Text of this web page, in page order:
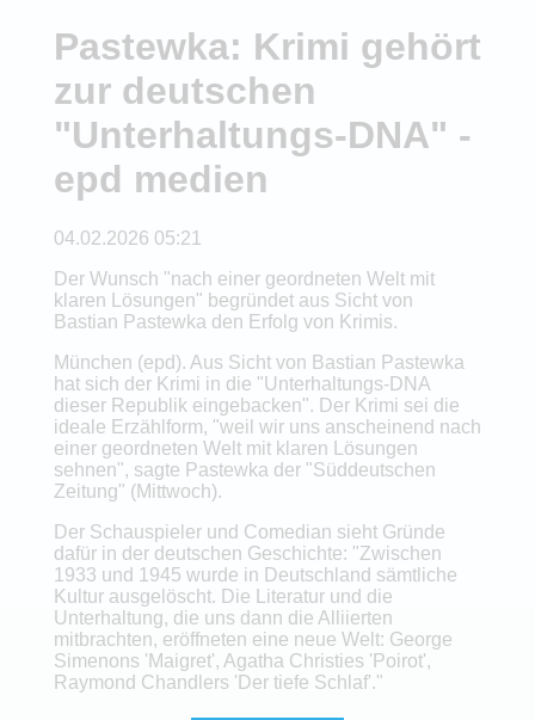
Pastewka: Krimi gehört
zur deutschen
"Unterhaltungs-DNA" -
epd medien
04.02.2026 05:21
Der Wunsch "nach einer geordneten Welt mit
klaren Lösungen" begründet aus Sicht von
Bastian Pastewka den Erfolg von Krimis.
München (epd). Aus Sicht von Bastian Pastewka
hat sich der Krimi in die "Unterhaltungs-DNA
dieser Republik eingebacken". Der Krimi sei die
ideale Erzählform, "weil wir uns anscheinend nach
einer geordneten Welt mit klaren Lösungen
sehnen", sagte Pastewka der "Süddeutschen
Zeitung" (Mittwoch).
Der Schauspieler und Comedian sieht Gründe
dafür in der deutschen Geschichte: "Zwischen
1933 und 1945 wurde in Deutschland sämtliche
Kultur ausgelöscht. Die Literatur und die
Unterhaltung, die uns dann die Alliierten
mitbrachten, eröffneten eine neue Welt: George
Simenons 'Maigret', Agatha Christies 'Poirot',
Raymond Chandlers 'Der tiefe Schlaf'."